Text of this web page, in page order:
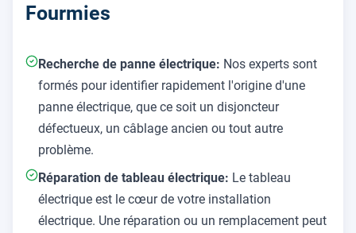
Fourmies
Recherche de panne électrique: Nos experts sont
formés pour identifier rapidement l'origine d'une
panne électrique, que ce soit un disjoncteur
défectueux, un câblage ancien ou tout autre
problème.
Réparation de tableau électrique: Le tableau
électrique est le cœur de votre installation
électrique. Une réparation ou un remplacement peut